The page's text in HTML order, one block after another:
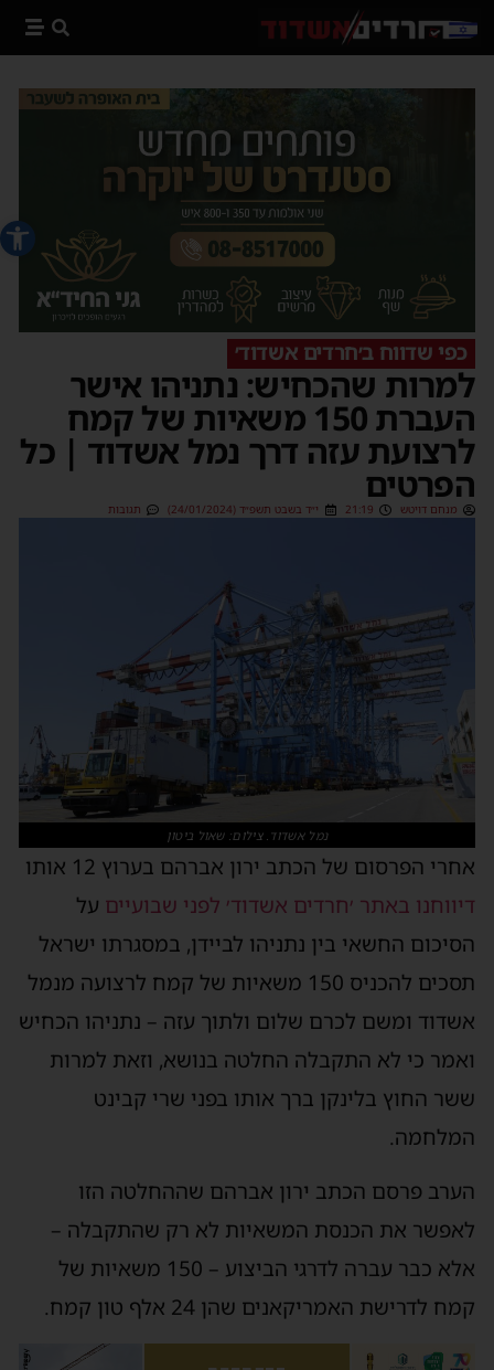
פתח
כפי שדווח ב׳חרדים אשדוד׳
למרות שהכחיש: נתניהו אישר
העברת 150 משאיות של קמח
לרצועת עזה דרך נמל אשדוד | כל
הפרטים
מנחם דויטש 21:19 י״ד בשבט תשפ״ד (24/01/2024) תגובות
נמל אשדוד. צילום: שאול ביטון
אחרי הפרסום של הכתב ירון אברהם בערוץ 12 אותו
דיווחנו באתר ׳חרדים אשדוד׳ לפני שבועיים על
הסיכום החשאי בין נתניהו לביידן, במסגרתו ישראל
תסכים להכניס 150 משאיות של קמח לרצועה מנמל
אשדוד ומשם לכרם שלום ולתוך עזה – נתניהו הכחיש
ואמר כי לא התקבלה החלטה בנושא, וזאת למרות
ששר החוץ בלינקן ברך אותו בפני שרי קבינט
המלחמה.
הערב פרסם הכתב ירון אברהם שההחלטה הזו
לאפשר את הכנסת המשאיות לא רק שהתקבלה –
אלא כבר עברה לדרגי הביצוע – 150 משאיות של
קמח לדרישת האמריקאנים שהן 24 אלף טון קמח.